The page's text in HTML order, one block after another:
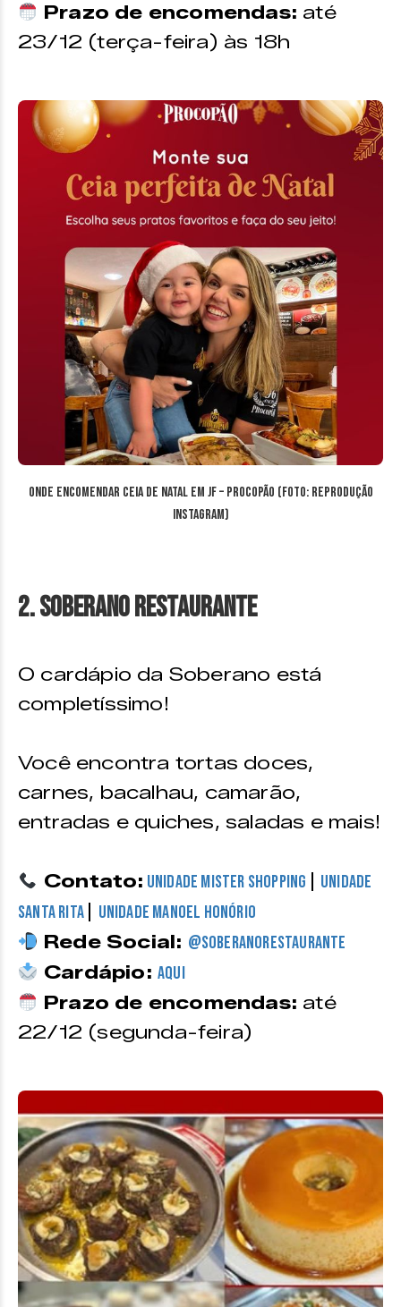
Prazo de encomendas: até
23/12 (terça-feira) às 18h
Onde encomendar ceia de Natal em JF – Procopão (Foto: reprodução
Instagram)
2. Soberano Restaurante
O cardápio da Soberano está
completíssimo!
Você encontra tortas doces,
carnes, bacalhau, camarão,
entradas e quiches, saladas e mais!
Contato: Unidade Mister Shopping
Unidade
Santa Rita
Unidade Manoel Honório
Rede Social: @soberanorestaurante
Cardápio: Aqui
Prazo de encomendas: até
22/12 (segunda-feira)